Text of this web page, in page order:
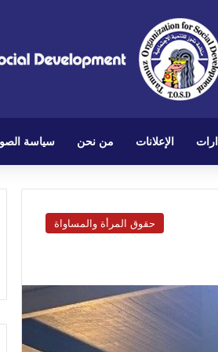
الإعلانات من نحن سياسة
حقوق المرأة والمساواة